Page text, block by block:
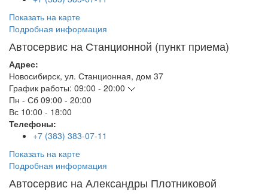
Показать на карте
Подробная информация
Автосервис на Станционной (пункт приема)
Адрес:
Новосибирск, ул. Станционная, дом 37
График работы: 09:00 - 20:00
Пн - Сб 09:00 - 20:00
Вс 10:00 - 18:00
Телефоны:
+7 (383) 383-07-11
Показать на карте
Подробная информация
Автосервис на Александры Плотниковой